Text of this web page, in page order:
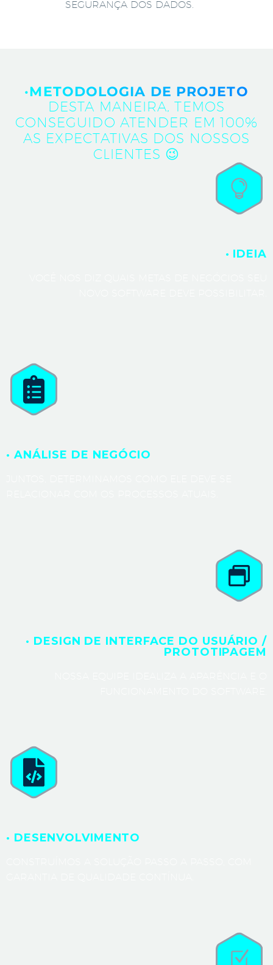
SEGURANÇA DOS DADOS.
·METODOLOGIA DE PROJETO
DESTA MANEIRA, TEMOS
CONSEGUIDO ATENDER EM 100%
AS EXPECTATIVAS DOS NOSSOS
CLIENTES 😉
· IDEIA
· ANÁLISE DE NEGÓCIO
· DESIGN DE INTERFACE DO USUÁRIO /
PROTOTIPAGEM
· DESENVOLVIMENTO